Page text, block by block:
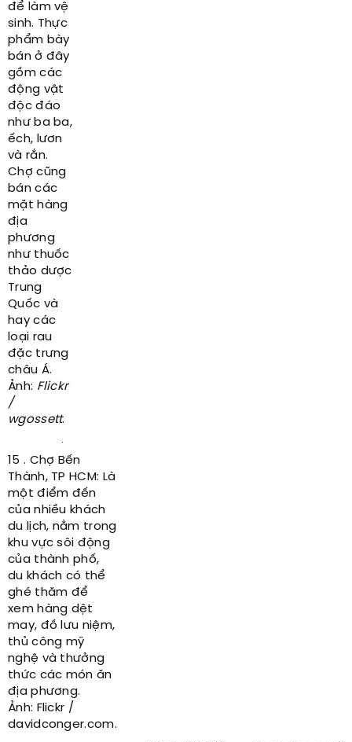
để làm vệ
sinh. Thực
phẩm bày
bán ở đây
gồm các
động vật
độc đáo
như ba ba,
ếch, lươn
và rắn.
Chợ cũng
bán các
mặt hàng
địa
phương
như thuốc
thảo dược
Trung
Quốc và
hay các
loại rau
đặc trưng
châu Á.
Ảnh: Flickr
/
wgossett.
15 . Chợ Bến
Thành, TP HCM: Là
một điểm đến
của nhiều khách
du lịch, nằm trong
khu vực sôi động
của thành phố,
du khách có thể
ghé thăm để
xem hàng dệt
may, đồ lưu niệm,
thủ công mỹ
nghệ và thưởng
thức các món ăn
địa phương.
Ảnh: Flickr /
davidconger.com.